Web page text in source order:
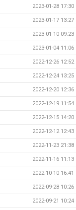
2023-01-28 17:30
2023-01-17 13:27
2023-01-10 09:23
2023-01-04 11:06
2022-12-26 12:52
2022-12-24 13:25
2022-12-20 12:36
2022-12-19 11:54
2022-12-15 14:20
2022-12-12 12:43
2022-11-23 21:38
2022-11-16 11:13
2022-10-10 16:41
2022-09-28 10:26
2022-09-21 10:24